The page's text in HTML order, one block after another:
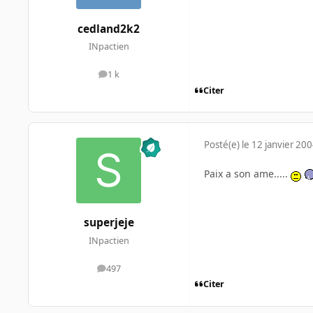
cedland2k2
INpactien
1 k
messages
Citer
superjeje
INpactien
497
messages
Posté(e) le 12 janvier
Paix a son ame.....
Citer